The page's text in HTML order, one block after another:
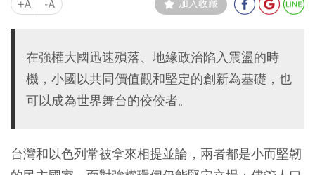
+A -A 加入收藏
在強權大國迅速殞落、地緣政治陷入震盪的時
機，小國以共同價值觀和堅定的創新為基礎，也
可以成為世界舞台的佼佼者。
台灣和以色列常被拿來相提並論，兩者都是小而堅韌